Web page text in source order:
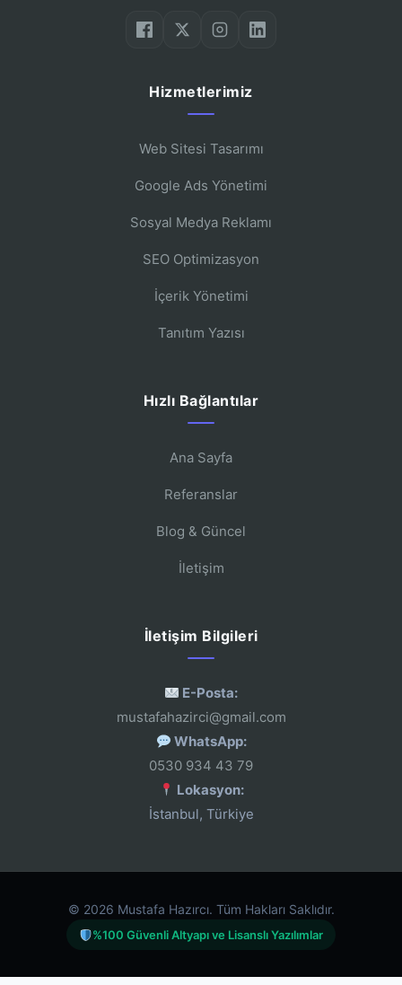
Hizmetlerimiz
Web Sitesi Tasarımı
Google Ads Yönetimi
Sosyal Medya Reklamı
SEO Optimizasyon
İçerik Yönetimi
Tanıtım Yazısı
Hızlı Bağlantılar
Ana Sayfa
Referanslar
Blog & Güncel
İletişim
İletişim Bilgileri
E-Posta:
mustafahazirci@gmail.com
WhatsApp:
0530 934 43 79
Lokasyon:
İstanbul, Türkiye
© 2026 Mustafa Hazırcı. Tüm Hakları Saklıdır.
%100 Güvenli Altyapı ve Lisanslı Yazılımlar